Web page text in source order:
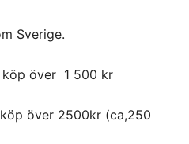
Sverige.
köp över 1 500 kr
över 2500kr (ca,250